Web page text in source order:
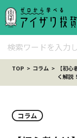
TOP コラム
【初
く解説！
コラム